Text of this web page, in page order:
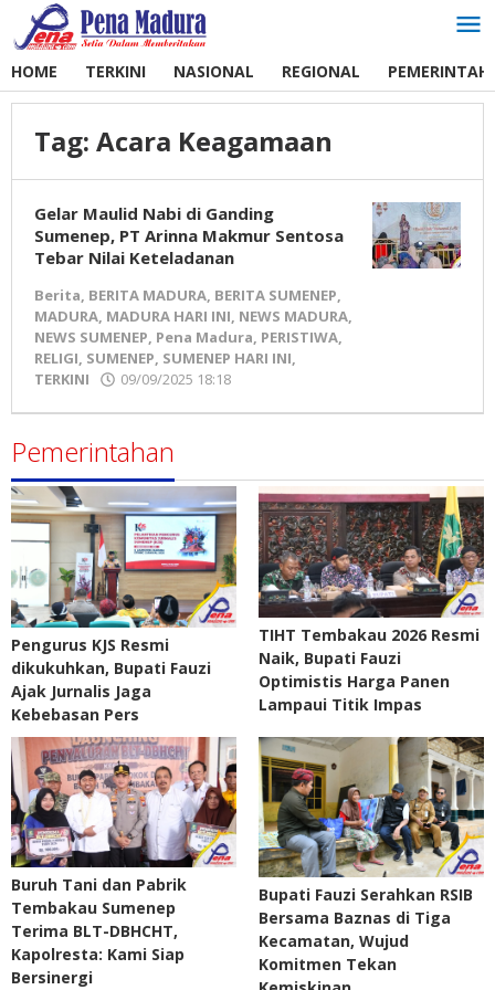
Lewati
ke
HOME TERKINI NASIONAL REGIONAL
Tag: Acara Keagamaan
Gelar Maulid Nabi di Ganding
Sumenep, PT Arinna Makmur Sentosa
Tebar Nilai Keteladanan
Berita, BERITA MADURA, BERITA SUMENEP,
MADURA, MADURA HARI INI, NEWS MADURA,
NEWS SUMENEP, Pena Madura, PERISTIWA,
RELIGI, SUMENEP, SUMENEP HARI INI,
TERKINI
09/09/2025 18:18
Madura
Pemerintahan
Pengurus KJS Resmi
dikukuhkan, Bupati Fauzi
Ajak Jurnalis Jaga
Kebebasan Pers
TIHT Tembakau 2026 Resmi
Naik, Bupati Fauzi
Optimistis Harga Panen
Lampaui Titik Impas
Buruh Tani dan Pabrik
Tembakau Sumenep
Terima BLT-DBHCHT,
Kapolresta: Kami Siap
Bersinergi
Bupati Fauzi Serahkan RSIB
Bersama Baznas di Tiga
Kecamatan, Wujud
Komitmen Tekan